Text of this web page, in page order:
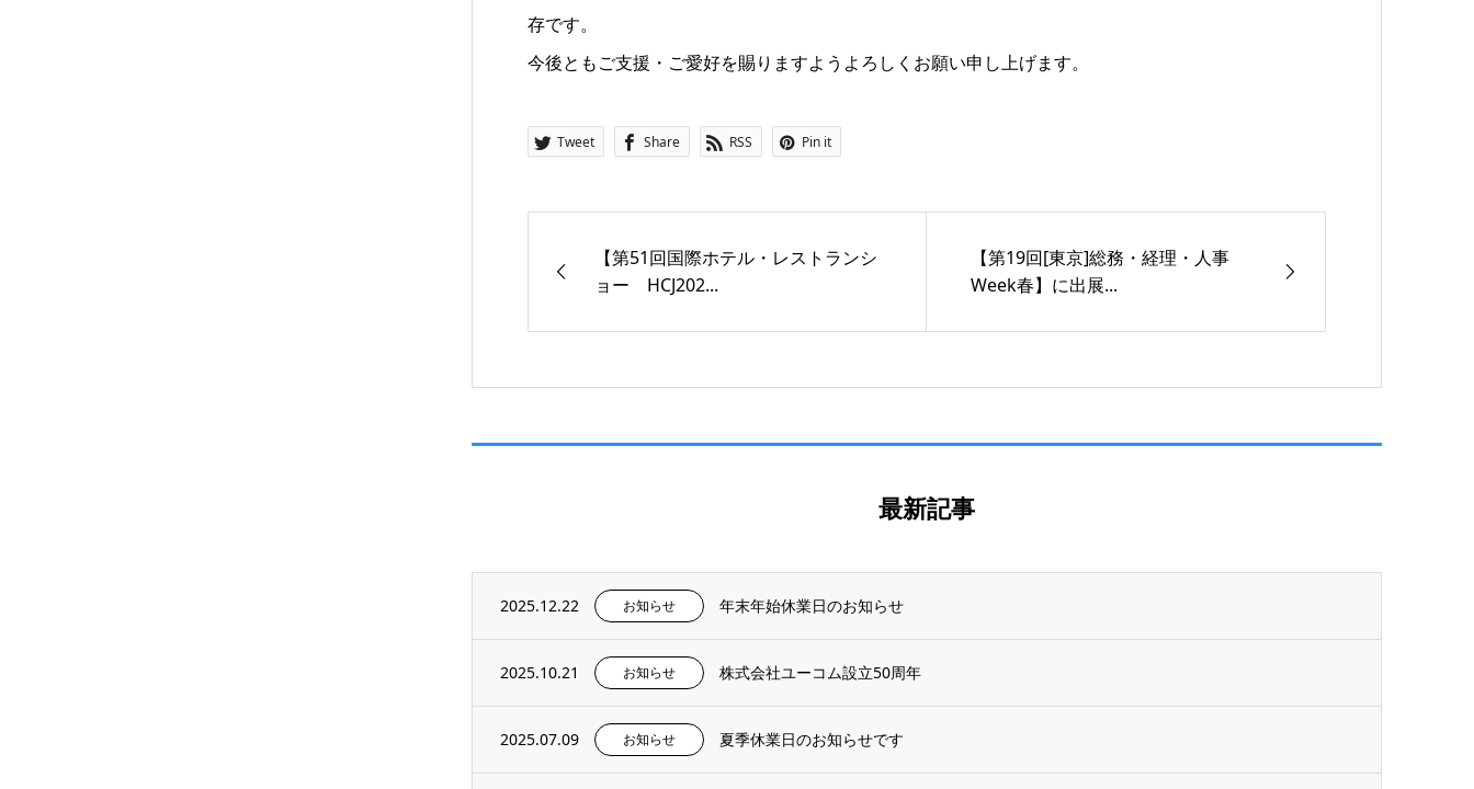
存です。
今後ともご支援・ご愛好を賜りますようよろしくお願い申し上げます。
Tweet Share RSS Pin it
【第51回国際ホテル・レストランシ
ョー HCJ202...
【第19回[東京]総務・経理・人事
Week春】に出展...
最新記事
2025.12.22 お知らせ 年末年始休業日のお知らせ
2025.10.21 お知らせ 株式会社ユーコム設立50周年
2025.07.09 お知らせ 夏季休業日のお知らせです